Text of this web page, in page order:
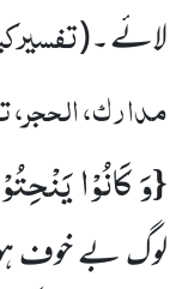
لائے ۔(
مدارک، الحجر،
{وَ كَانُوْا
لوگ بے خوف